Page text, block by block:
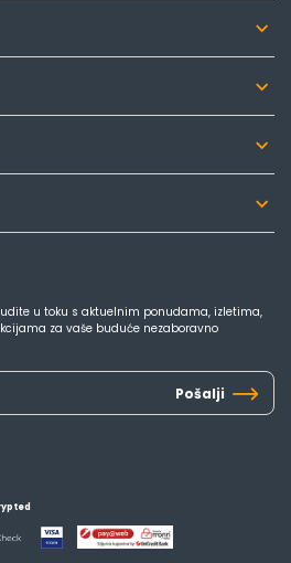
u toku s aktuelnim ponudama, izletima,
za vaše buduće nezaboravno
Pošalji